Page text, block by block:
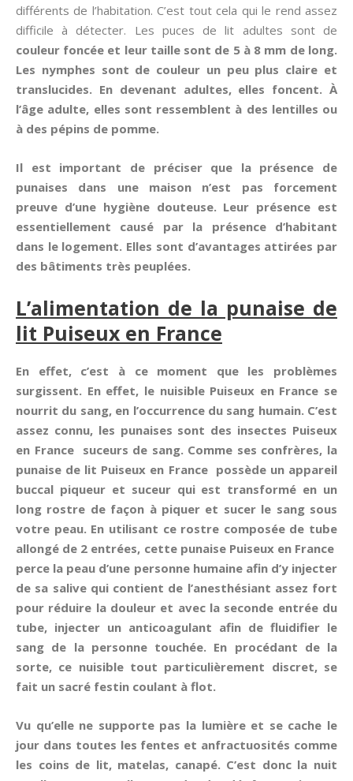
différents de l’habitation. C’est tout cela qui le rend assez
difficile à détecter. Les puces de lit adultes sont de
couleur foncée et leur taille sont de 5 à 8 mm de long.
Les nymphes sont de couleur un peu plus claire et
translucides. En devenant adultes, elles foncent. À
l’âge adulte, elles sont ressemblent à des lentilles ou
à des pépins de pomme.
Il est important de préciser que la présence de
punaises dans une maison n’est pas forcement
preuve d’une hygiène douteuse. Leur présence est
essentiellement causé par la présence d’habitant
dans le logement. Elles sont d’avantages attirées par
des bâtiments très peuplées.
L’alimentation de la punaise de
lit Puiseux en France
En effet, c’est à ce moment que les problèmes
surgissent. En effet, le nuisible Puiseux en France se
nourrit du sang, en l’occurrence du sang humain. C’est
assez connu, les punaises sont des insectes Puiseux
en France suceurs de sang. Comme ses confrères, la
punaise de lit Puiseux en France possède un appareil
buccal piqueur et suceur qui est transformé en un
long rostre de façon à piquer et sucer le sang sous
votre peau. En utilisant ce rostre composée de tube
allongé de 2 entrées, cette punaise Puiseux en France
perce la peau d’une personne humaine afin d’y injecter
de sa salive qui contient de l’anesthésiant assez fort
pour réduire la douleur et avec la seconde entrée du
tube, injecter un anticoagulant afin de fluidifier le
sang de la personne touchée. En procédant de la
sorte, ce nuisible tout particulièrement discret, se
fait un sacré festin coulant à flot.
Vu qu’elle ne supporte pas la lumière et se cache le
jour dans toutes les fentes et anfractuosités comme
les coins de lit, matelas, canapé. C’est donc la nuit